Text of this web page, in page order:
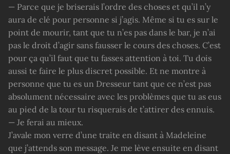
— Parce que je briserais l’ordre des choses et qu’il n’y
aura de clé pour personne si j’agis. Même si tu es sur le
point de mourir, tant que tu n’es pas dans le bar, je n’ai
pas le droit d’agir sans fausser le cours des choses. C’est
pour ça qu’il faut que tu fasses attention à toi. Tu dois
aussi te faire le plus discret possible. Et ne montre à
personne que tu es un Dresseur tant que ce n’est pas
absolument nécessaire avec les problèmes que tu as eus
au pied de la tour tu risquerais de t’attirer des ennuis.
— Je ferai au mieux.
J’avale mon verre d’une traite en disant à Madeleine
que j’attends son message. Je me lève ensuite en disant